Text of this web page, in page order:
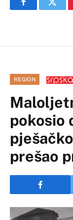
Facebook
REGION
pokosio
prešao